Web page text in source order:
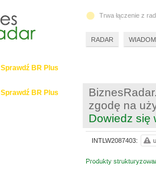
zgodę na
Dowiedz się
Produkty
INTLW2087403:
Sprawdź BR Plus
Sprawdź BR Plus
Trwa łączenie z
RADAR